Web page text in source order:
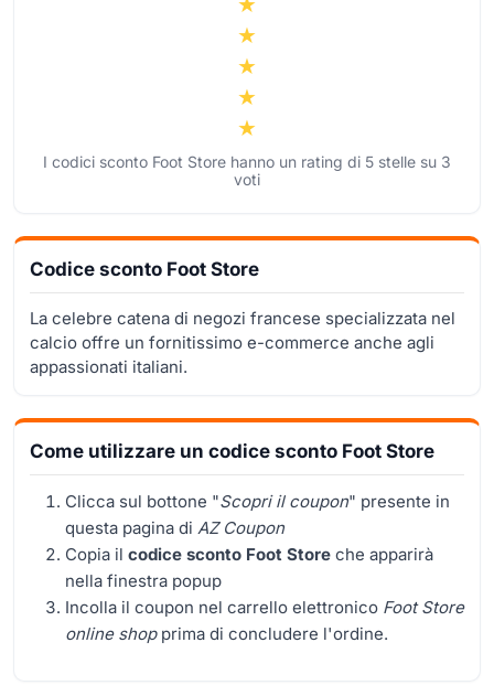
I codici sconto Foot Store hanno un rating di 5 stelle su 3
voti
Codice sconto Foot Store
La celebre catena di negozi francese specializzata nel
calcio offre un fornitissimo e-commerce anche agli
appassionati italiani.
Come utilizzare un codice sconto Foot Store
Clicca sul bottone "Scopri il coupon" presente in
questa pagina di AZ Coupon
Copia il codice sconto Foot Store che apparirà
nella finestra popup
Incolla il coupon nel carrello elettronico Foot Store
online shopprima di concludere l'ordine.